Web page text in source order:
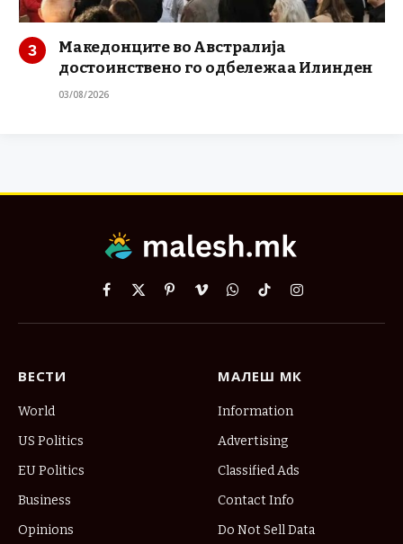
Македонците во Австралија
достоинствено го одбележаа Илинден
03/08/2026
Facebook
X
PinterestVimeoWhatsApp
TikTokInstagram
ВЕСТИ
World
US Politics
EU Politics
Business
Opinions
МАЛЕШ МК
Information
Advertising
Classified Ads
Contact Info
Do Not Sell Data